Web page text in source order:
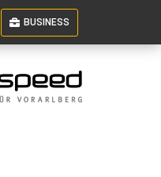
BUSINESS